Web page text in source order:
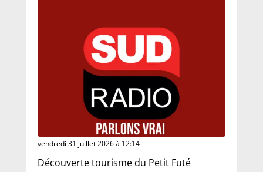
vendredi 31 juillet 2026 à 12:14
Découverte tourisme du Petit Futé